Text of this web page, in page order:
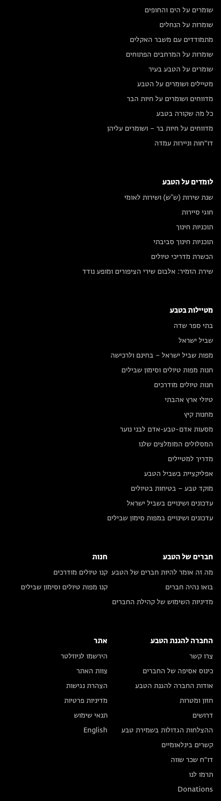
שומרים על הים והחופים
שומרות על הנחלים
מתמודדים עם משבר האקלים
שומרות על המרחבים הפתוחים
שומרים על הטבע בעיר
מטיילים ושומרים על הטבע
מדווחים ושומרים על חיות הבר
כל מה שקורה בטבע
מדווחים על חיות בר – ושומרים עליהן
דו״חות וניירות עמדה
לומדים על הטבע
שנת שירות (ש"ש) ושירות לאומי
חוגי סיירות
תוכניות חינוך
תוכניות חינוך סביבתי
הכשרת מדריכי טיולים
שירת הזמיר: אלבום שירי הציפורים ומופע נודד
מטיילות בטבע
בתי ספר שדה
שביל ישראל
מפות שביל ישראל – בחינם ולרכישה
חנות מפות טיולים וסימון שבילים
חנות טיולים מודרכים
טיולי ארץ אהבתי
מחנות קיץ
מסעות אדם-טבע-אדם לבני נוער
המסלולים המומלצים שלנו
מדריך למטיילים
אפליקציית בשביל הטבע
מוקד טבע – בטיחות בטיולים
עדכונים ושינויים בשביל ישראל
עדכונים ושינויים במפות סימון שבילים
חברים של הטבע
מה זה אומר להיות חברים של הטבע
בואו נהיה חברים
מדיניות השימוש של קהילת החברים
חנות
קנו טיולים מודרכים
קנו מפות טיולים וסימון שבילים
החברה להגנת הטבע
צרו קשר
כינוס אסיפה של החברים
אודות החברה להגנת הטבע
חזון ומטרות
דרושים
ההצלחות הגדולות בשמירת טבע
קשרים בינלאומיים
דו״ח שכר שווה
תרמו לנו
Donations
אתר
הירשמו לניוזלטר
צוות האתר
הצהרת נגישות
מדיניות פרטיות
תנאי שימוש
English